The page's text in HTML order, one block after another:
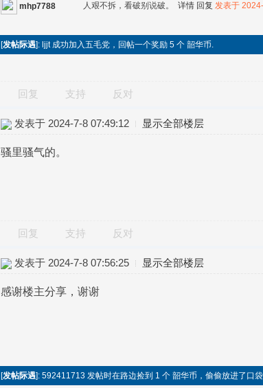
mhp7788 人艰不拆，看破别说破。 详情 回复 发表于
[发帖际遇]: ljjt 成功加入五毛党，回帖一个奖励 5 个 韶华币.
回复 支持 反对
发表于 2024-7-8 07:49:12 显示全部楼层
骚里骚气的。
回复 支持 反对
发表于 2024-7-8 07:56:25 显示全部楼层
感谢楼主分享，谢谢
[发帖际遇]: 592411713 发帖时在路边捡到 1 个 韶华币，偷偷放进了口